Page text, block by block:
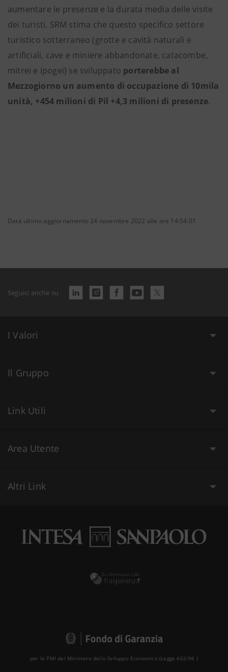
aumentare le presenze e la durata media delle visite
dei turisti. SRM stima che questo specifico settore
turistico sotterraneo (grotte e cavità naturali e
artificiali, cave e miniere abbandonate, catacombe,
mitrei e ipogei) se sviluppato porterebbe al
Mezzogiorno un aumento di occupazione di 10mila
unità, +454 milioni di Pil +4,3 milioni di presenze.
Data ultimo aggiornamento 24 novembre 2022 alle ore 14:54:01
Seguici anche su
I Valori
Il Gruppo
Link Utili
Area Utente
Altri Link
per le PMI del Ministero dello Sviluppo Economico (Legge 662/96 )